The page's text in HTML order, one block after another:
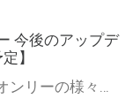
今後のアップデ
】
とらのあなでは、WEBオンリーの様々な支援を実施しています。 今回は2021年9月に実装を予定しているアップデート情報についてご紹介いたします。 とらのあなWEBオンリーサイトはこちら